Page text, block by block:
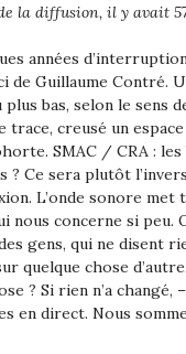
la diffusion, il y avait
années
de Guillaume Contré.
bas, selon le sens
trace, creusé un
SMAC / CRA :
? Ce sera plutôt
L’onde sonore
nous concerne si
gens, qui ne disent
quelque chose
? Si rien n’a
en direct. Nous